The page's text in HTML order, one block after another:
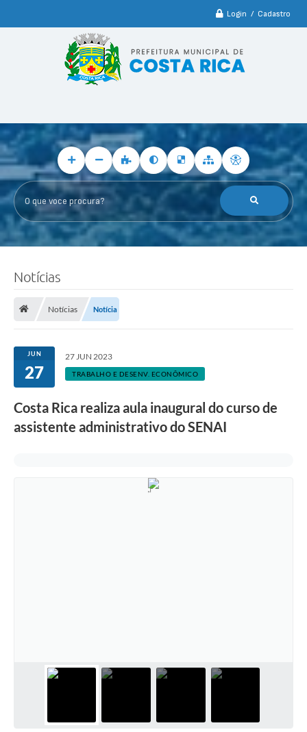
Login / Cadastro
O que voce procura?
Notícias
Notícias Notícia
JUN
27
27 JUN 2023
TRABALHO E DESENV. ECONÔMICO
Costa Rica realiza aula inaugural do curso de
assistente administrativo do SENAI